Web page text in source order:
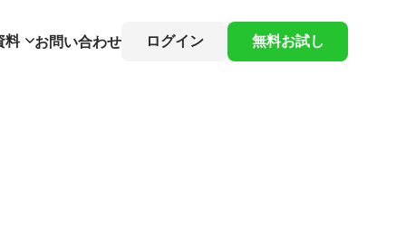
料 お問い合わせ ログイン 無料お試し